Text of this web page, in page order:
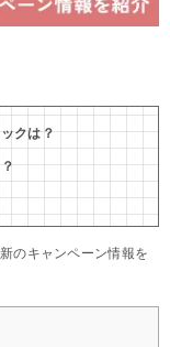
クは？
のキャンペーン情報を